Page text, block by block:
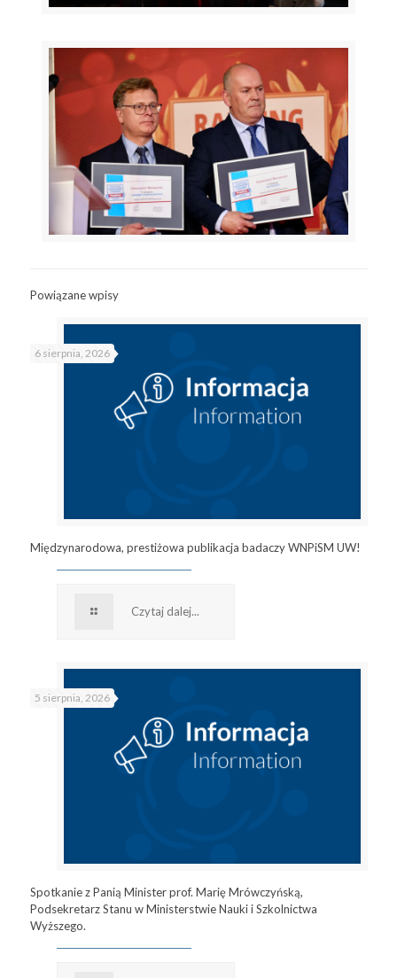
Powiązane wpisy
6 sierpnia, 2026
Międzynarodowa, prestiżowa publikacja badaczy WNPiSM UW!
Czytaj dalej...
5 sierpnia, 2026
Spotkanie z Panią Minister prof. Marię Mrówczyńską,
Podsekretarz Stanu w Ministerstwie Nauki i Szkolnictwa
Wyższego.